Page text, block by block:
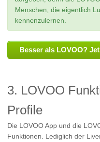
Menschen, die eigentlich
kennenzulernen.
Besser als LOVOO?
3. LOVOO
Profile
Die LOVOO App und die
Funktionen. Lediglich der